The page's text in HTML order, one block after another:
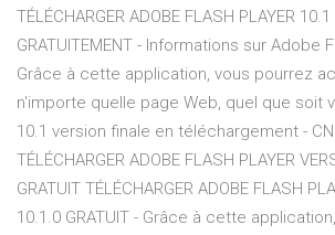
TÉLÉCHARGER ADOBE FLASH PLAYER
GRATUITEMENT - Informations sur Adobe
Grâce à cette application, vous pourrez
n'importe quelle page Web, quel que soit
10.1 version finale en téléchargement -
TÉLÉCHARGER ADOBE FLASH PLAYER
GRATUIT TÉLÉCHARGER ADOBE FLASH
10.1.0 GRATUIT - Grâce à cette